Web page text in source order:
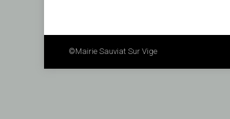
©mairie Sauviat Sur Vige